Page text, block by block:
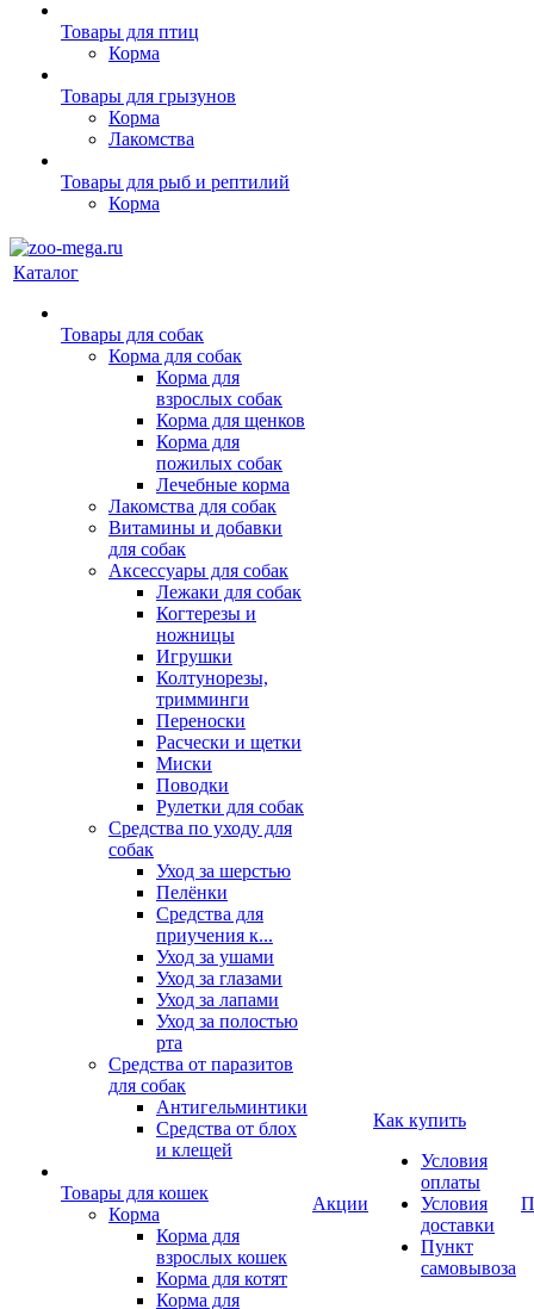
Товары для птиц
Корма
Товары для грызунов
Корма
Лакомства
Товары для рыб и рептилий
Корма
Каталог
Товары для собак
Корма для собак
Корма для
взрослых собак
Корма для щенков
Корма для
пожилых собак
Лечебные корма
Лакомства для собак
Витамины и добавки
для собак
Аксессуары для собак
Лежаки для собак
Когтерезы и
ножницы
Игрушки
Колтунорезы,
тримминги
Переноски
Расчески и щетки
Миски
Поводки
Рулетки для собак
Средства по уходу для
собак
Уход за шерстью
Пелёнки
Средства для
приучения к...
Уход за ушами
Уход за глазами
Уход за лапами
Уход за полостью
рта
Средства от паразитов
для собак
Антигельминтики
Средства от блох
и клещей
Товары для кошек
Корма
Корма для
взрослых кошек
Корма для котят
Корма для
Акции
Как купить
Условия
оплаты
Условия
доставки
Пункт
самовывоза